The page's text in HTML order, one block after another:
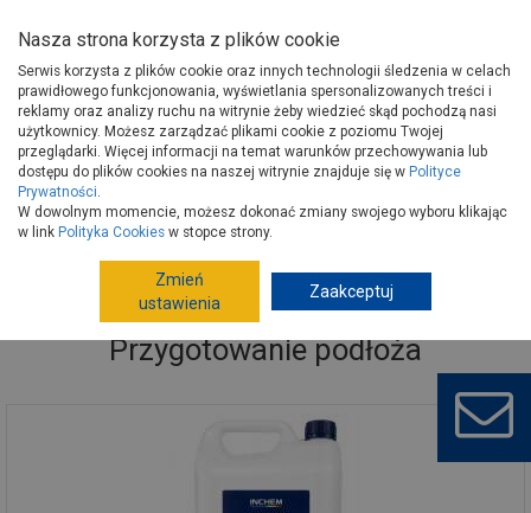
Strona główna Wykończenie Przygotowanie podłoża
Przygotowanie podłoża
Nasza strona korzysta z plików cookie
Serwis korzysta z plików cookie oraz innych technologii śledzenia w celach
prawidłowego funkcjonowania, wyświetlania spersonalizowanych treści i
reklamy oraz analizy ruchu na witrynie żeby wiedzieć skąd pochodzą nasi
użytkownicy. Możesz zarządzać plikami cookie z poziomu Twojej
przeglądarki. Więcej informacji na temat warunków przechowywania lub
dostępu do plików cookies na naszej witrynie znajduje się w Polityce
Prywatności.
W dowolnym momencie, możesz dokonać zmiany swojego wyboru klikając
w link Polityka Cookies w stopce strony.
Zmień
ustawienia
Zaakceptuj